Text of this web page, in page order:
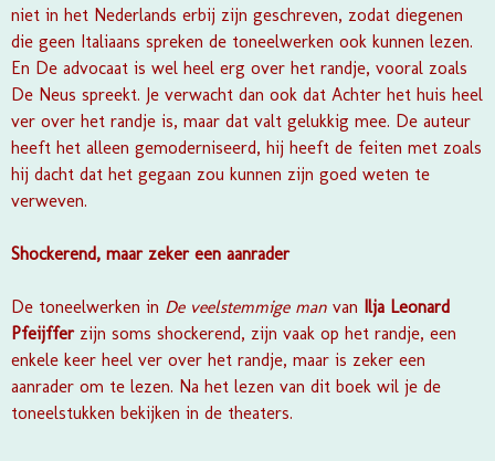
niet in het Nederlands erbij zijn geschreven, zodat diegenen
die geen Italiaans spreken de toneelwerken ook kunnen lezen.
En De advocaat is wel heel erg over het randje, vooral zoals
De Neus spreekt. Je verwacht dan ook dat Achter het huis heel
ver over het randje is, maar dat valt gelukkig mee. De auteur
heeft het alleen gemoderniseerd, hij heeft de feiten met zoals
hij dacht dat het gegaan zou kunnen zijn goed weten te
verweven.
Shockerend, maar zeker een aanrader
De toneelwerken in De veelstemmige man van Ilja Leonard
Pfeijfferzijn soms shockerend, zijn vaak op het randje, een
enkele keer heel ver over het randje, maar is zeker een
aanrader om te lezen. Na het lezen van dit boek wil je de
toneelstukken bekijken in de theaters.